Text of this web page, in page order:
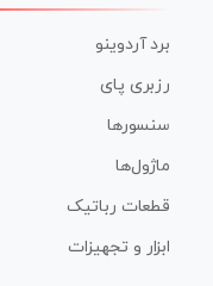
برد آردوینو
رزبری پای
سنسورها
ماژول‌ها
قطعات رباتیک
ابزار و تجهیزات